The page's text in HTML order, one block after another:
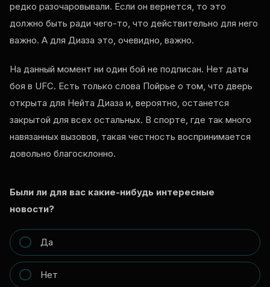
редко разочаровывали. Если он вернется, то это
должно быть ради чего-то, что действительно для него
важно. А для Диаза это, очевидно, важно.
На данный момент ни один бой не подписан. Нет даты
боя в UFC. Есть только слова Пойрье о том, что дверь
открыта для Нейта Диаза и, вероятно, останется
закрытой для всех остальных. В спорте, где так много
навязанных вызовов, такая честность воспринимается
довольно благосклонно.
Были ли для вас какие-нибудь интересные
новости?
Да
Нет